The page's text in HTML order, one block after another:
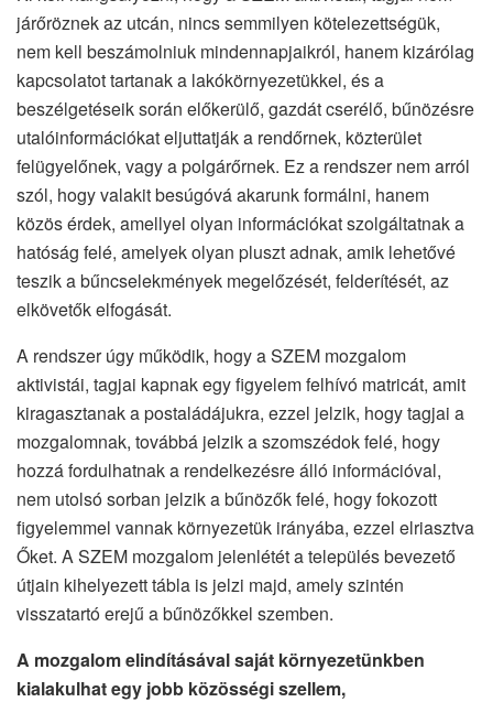
járőröznek az utcán, nincs semmilyen kötelezettségük,
nem kell beszámolniuk mindennapjaikról, hanem kizárólag
kapcsolatot tartanak a lakókörnyezetükkel, és a
beszélgetéseik során előkerülő, gazdát cserélő, bűnözésre
utalóinformációkat eljuttatják a rendőrnek, közterület
felügyelőnek, vagy a polgárőrnek. Ez a rendszer nem arról
szól, hogy valakit besúgóvá akarunk formálni, hanem
közös érdek, amellyel olyan információkat szolgáltatnak a
hatóság felé, amelyek olyan pluszt adnak, amik lehetővé
teszik a bűncselekmények megelőzését, felderítését, az
elkövetők elfogását.
A rendszer úgy működik, hogy a SZEM mozgalom
aktivistái, tagjai kapnak egy figyelem felhívó matricát, amit
kiragasztanak a postaládájukra, ezzel jelzik, hogy tagjai a
mozgalomnak, továbbá jelzik a szomszédok felé, hogy
hozzá fordulhatnak a rendelkezésre álló információval,
nem utolsó sorban jelzik a bűnözők felé, hogy fokozott
figyelemmel vannak környezetük irányába, ezzel elriasztva
Őket. A SZEM mozgalom jelenlétét a település bevezető
útjain kihelyezett tábla is jelzi majd, amely szintén
visszatartó erejű a bűnözőkkel szemben.
A mozgalom elindításával saját környezetünkben
kialakulhat egy jobb közösségi szellem,